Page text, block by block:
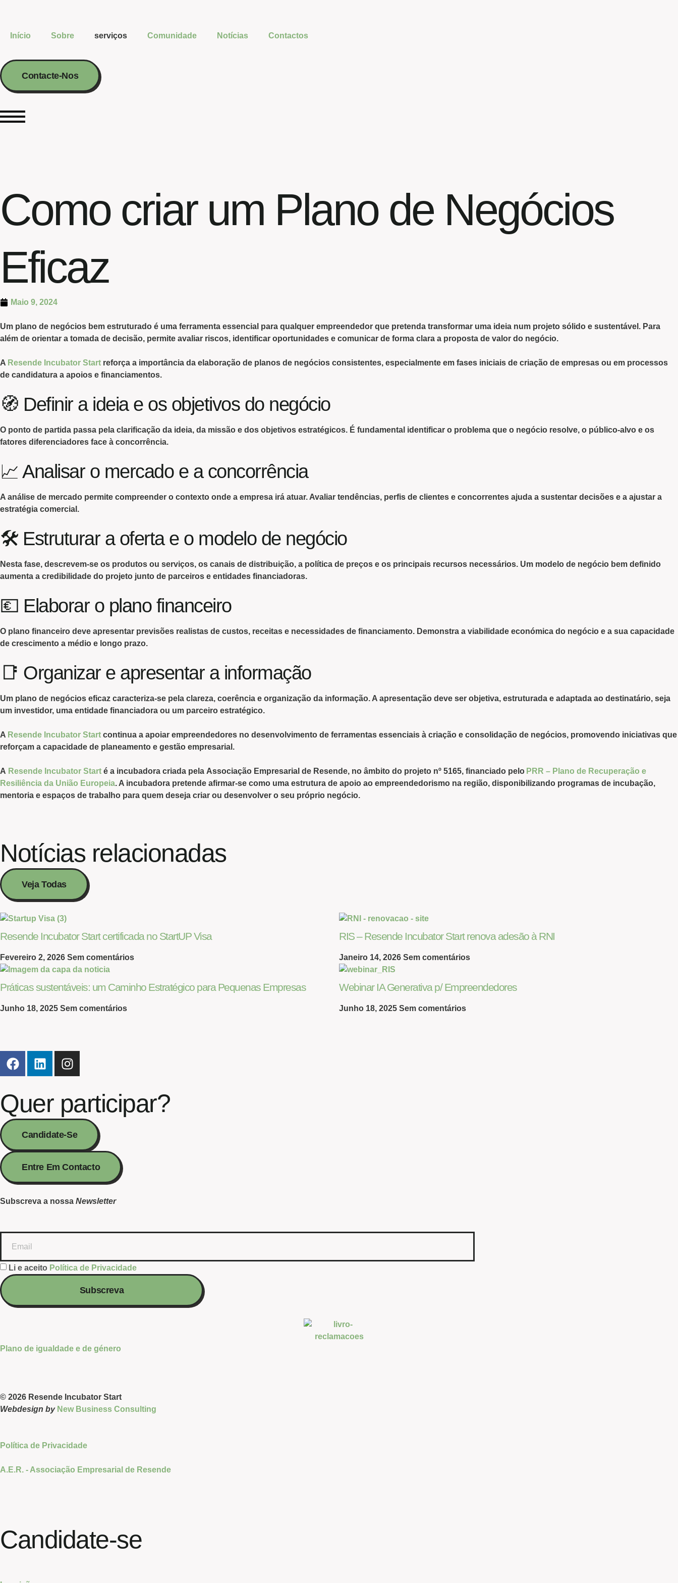
Início Sobre serviços Comunidade Notícias Contactos
Contacte-Nos
Como criar um Plano de Negócios
Eficaz
Maio 9, 2024
Um plano de negócios bem estruturado é uma ferramenta essencial para qualquer empreendedor que pretenda transformar uma ideia num projeto sólido e sustentável. Para
além de orientar a tomada de decisão, permite avaliar riscos, identificar oportunidades e comunicar de forma clara a proposta de valor do negócio.
A Resende Incubator Start reforça a importância da elaboração de planos de negócios consistentes, especialmente em fases iniciais de criação de empresas ou em processos
de candidatura a apoios e financiamentos.
🧭 Definir a ideia e os objetivos do negócio
O ponto de partida passa pela clarificação da ideia, da missão e dos objetivos estratégicos. É fundamental identificar o problema que o negócio resolve, o público-alvo e os
fatores diferenciadores face à concorrência.
📈 Analisar o mercado e a concorrência
A análise de mercado permite compreender o contexto onde a empresa irá atuar. Avaliar tendências, perfis de clientes e concorrentes ajuda a sustentar decisões e a ajustar a
estratégia comercial.
🛠 Estruturar a oferta e o modelo de negócio
Nesta fase, descrevem-se os produtos ou serviços, os canais de distribuição, a política de preços e os principais recursos necessários. Um modelo de negócio bem definido
aumenta a credibilidade do projeto junto de parceiros e entidades financiadoras.
💶 Elaborar o plano financeiro
O plano financeiro deve apresentar previsões realistas de custos, receitas e necessidades de financiamento. Demonstra a viabilidade económica do negócio e a sua capacidade
de crescimento a médio e longo prazo.
📑 Organizar e apresentar a informação
Um plano de negócios eficaz caracteriza-se pela clareza, coerência e organização da informação. A apresentação deve ser objetiva, estruturada e adaptada ao destinatário, seja
um investidor, uma entidade financiadora ou um parceiro estratégico.
A Resende Incubator Start continua a apoiar empreendedores no desenvolvimento de ferramentas essenciais à criação e consolidação de negócios, promovendo iniciativas que
reforçam a capacidade de planeamento e gestão empresarial.
A Resende Incubator Start é a incubadora criada pela Associação Empresarial de Resende, no âmbito do projeto nº 5165, financiado pelo PRR – Plano de Recuperação e
Resiliência da União Europeia. A incubadora pretende afirmar-se como uma estrutura de apoio ao empreendedorismo na região, disponibilizando programas de incubação,
mentoria e espaços de trabalho para quem deseja criar ou desenvolver o seu próprio negócio.
Notícias relacionadas
Veja Todas
Resende Incubator Start certificada no StartUP Visa
Fevereiro 2, 2026 Sem comentários
RIS – Resende Incubator Start renova adesão à RNI
Janeiro 14, 2026 Sem comentários
Práticas sustentáveis: um Caminho Estratégico para Pequenas Empresas
Junho 18, 2025 Sem comentários
Webinar IA Generativa p/ Empreendedores
Junho 18, 2025 Sem comentários
Quer participar?
Candidate-Se
Entre Em Contacto
Subscreva a nossa Newsletter
Li e aceito Política de Privacidade
Subscreva
Plano de igualdade e de género
© 2026 Resende Incubator Start
Webdesign by New Business Consulting
Política de Privacidade
A.E.R. - Associação Empresarial de Resende
Candidate-se